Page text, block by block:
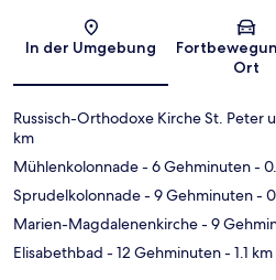
Karte
In der Umgebung
Ort
Russisch-Orthodoxe Kirche St. Peter
km
Mühlenkolonnade- 6 Gehminuten-
Sprudelkolonnade- 9 Gehminuten-
Marien-Magdalenenkirche- 9
Elisabethbad - 12 Gehminuten- 1.1 km